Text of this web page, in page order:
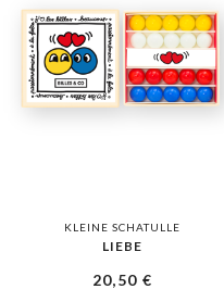
KLEINE SCHATULLE
LIEBE
20,50€